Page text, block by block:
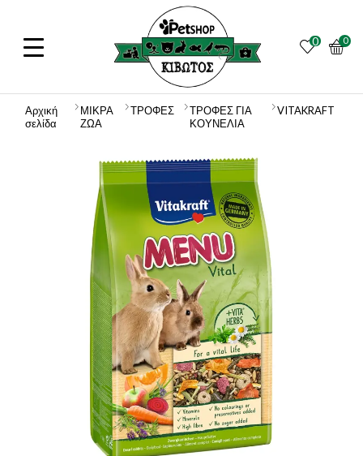
0 0
Αρχική
σελίδα
ΜΙΚΡΑ
ΖΩΑ
ΤΡΟΦΕΣ
ΤΡΟΦΕΣ ΓΙΑ
ΚΟΥΝΕΛΙΑ
VITAKRAFT